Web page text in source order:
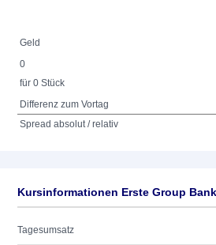
Geld
0
für 0 Stück
Differenz zum Vortag
Spread absolut / relativ
Kursinformationen Erste Group Bank
Tagesumsatz